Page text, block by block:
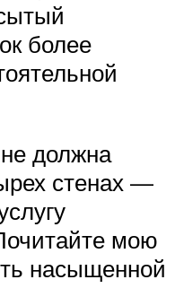
более
должна
стенах —
мою
насыщенной